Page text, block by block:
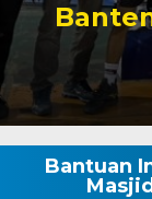
Bantuan